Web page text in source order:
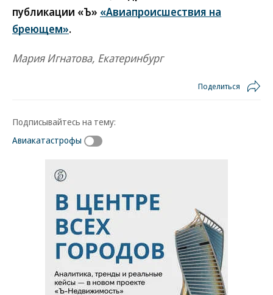
публикации «Ъ» «Авиапроисшествия на
бреющем».
Мария Игнатова, Екатеринбург
Поделиться
Подписывайтесь на тему:
Авиакатастрофы